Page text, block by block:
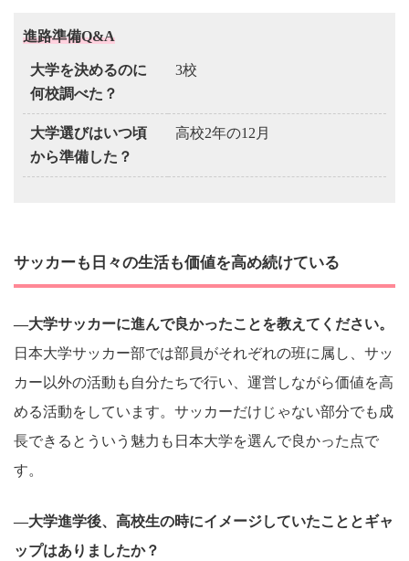
進路準備Q&A
大学を決めるのに
何校調べた？
3校
大学選びはいつ頃
から準備した？
高校2年の12月
サッカーも日々の生活も価値を高め続けている
―大学サッカーに進んで良かったことを教えてください。
日本大学サッカー部では部員がそれぞれの班に属し、サッ
カー以外の活動も自分たちで行い、運営しながら価値を高
める活動をしています。サッカーだけじゃない部分でも成
長できるとういう魅力も日本大学を選んで良かった点で
す。
―大学進学後、高校生の時にイメージしていたこととギャ
ップはありましたか？